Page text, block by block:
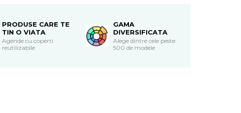
PRODUSE CARE TE
TIN O VIATA
Agende cu coperti
reutilizabile
GAMA
DIVERSIFICATA
Alege dintre cele peste
500 de modele